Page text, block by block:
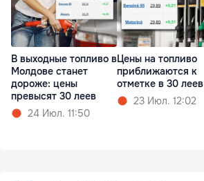
В выходные топливо в
Молдове станет
дороже: цены
превысят 30 леев
24 Июл. 11:50
Цены на топливо
приближаются к
отметке в 30 леев
23 Июл. 12:02